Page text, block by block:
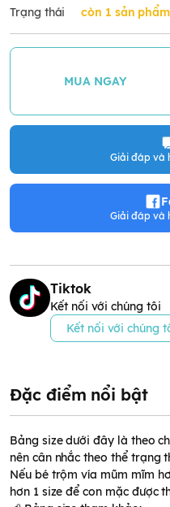
Trạng thái còn 1 sản phẩm
MUA NGAY
Giải đáp và
Giải đáp và
Tiktok
Kết nối với chúng tôi
Kết nối với chúng
Đặc điểm nổi bật
Bảng size dưới đây là theo
nên cân nhắc theo thể trạng
Nếu bé trộm vía mũm mĩm
hơn 1 size để con mặc được